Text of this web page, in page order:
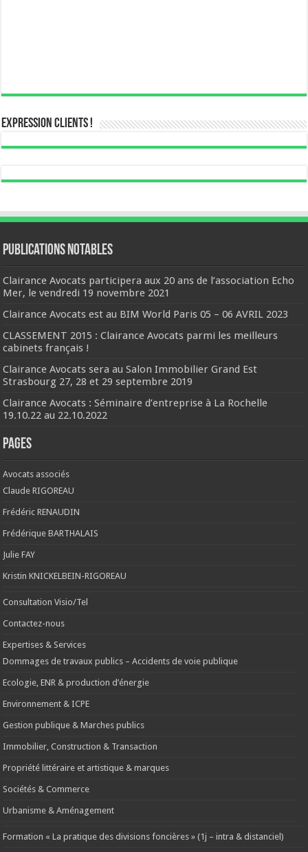
Expression Clients !
Publications notables
Clairance Avocats participera aux 20 ans de l’association Echo
Mer, le vendredi 19 novembre 2021
Clairance Avocats est au BIM World Paris 05 – 06 AVRIL 2023
CLASSEMENT 2015 : Clairance Avocats parmi les meilleurs
cabinets français !
Clairance Avocats sera au Salon Immobilier Grand Est
Strasbourg 27, 28 et 29 septembre 2019
Clairance Avocats : Séminaire d’entreprise à La Rochelle
19.10.22 au 22.10.2022
Pages
Avocats associés
Claude RIGOREAU
Frédéric RENAUDIN
Frédérique BARTHALAIS
Julie FAY
Kristin KNICKELBEIN-RIGOREAU
Consultation Visio/Tel
Contactez-nous
Expertises & Services
Dommages de travaux publics – Accidents de voie publique
Ecologie, ENR & production d’énergie
Environnement & ICPE
Gestion publique & Marches publics
Immobilier, Construction & Transaction
Propriété littéraire et artistique & marques
Sociétés & Commerce
Urbanisme & Aménagement
Formation « La pratique des divisions foncières » (1j – intra & distanciel)